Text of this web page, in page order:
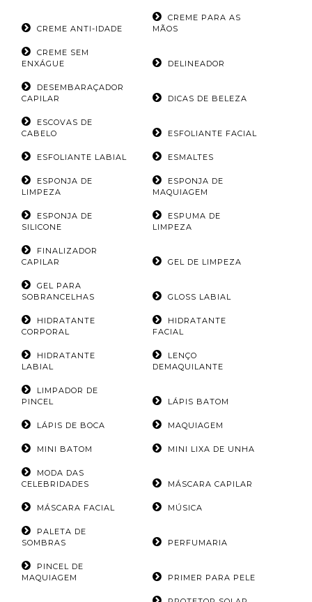
CREME ANTI-IDADE
CREME PARA AS
MÃOS
CREME SEM
ENXÁGUE
DELINEADOR
DESEMBARAÇADOR
CAPILAR
DICAS DE BELEZA
ESCOVAS DE
CABELO
ESFOLIANTE FACIAL
ESFOLIANTE LABIAL ESMALTES
ESPONJA DE
LIMPEZA
ESPONJA DE
MAQUIAGEM
ESPONJA DE
SILICONE
ESPUMA DE
LIMPEZA
FINALIZADOR
CAPILAR
GEL DE LIMPEZA
GEL PARA
SOBRANCELHAS
GLOSS LABIAL
HIDRATANTE
CORPORAL
HIDRATANTE
FACIAL
HIDRATANTE
LABIAL
LENÇO
DEMAQUILANTE
LIMPADOR DE
PINCEL
LÁPIS BATOM
LÁPIS DE BOCA MAQUIAGEM
MINI BATOM MINI LIXA DE UNHA
MODA DAS
CELEBRIDADES
MÁSCARA CAPILAR
MÁSCARA FACIAL MÚSICA
PALETA DE
SOMBRAS
PERFUMARIA
PINCEL DE
MAQUIAGEM
PRIMER PARA PELE